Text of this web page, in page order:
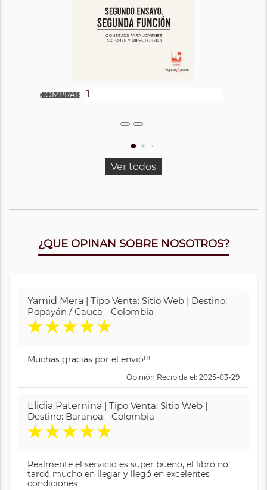
Ver todos
¿QUE OPINAN SOBRE NOSOTROS?
Yamid Mera | Tipo Venta: Sitio Web | Destino:
Popayán / Cauca - Colombia
★★★★★
Muchas gracias por el envió!!!
Opinión Recibida el: 2025-03-29
Elidia Paternina | Tipo Venta: Sitio Web |
Destino: Baranoa - Colombia
★★★★★
Realmente el servicio es super bueno, el libro no
tardó mucho en llegar y llegó en excelentes
condiciones